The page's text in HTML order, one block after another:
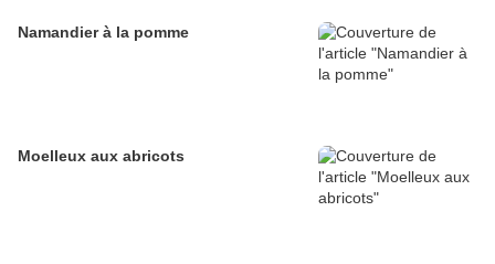
Namandier à la pomme
Moelleux aux abricots